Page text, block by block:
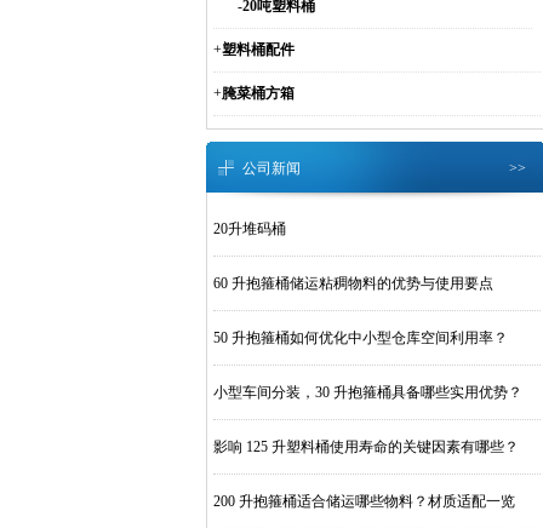
-20吨塑料桶
+塑料桶配件
+腌菜桶方箱
公司新闻 >>
20升堆码桶
60 升抱箍桶储运粘稠物料的优势与使用要点
50 升抱箍桶如何优化中小型仓库空间利用率？
小型车间分装，30 升抱箍桶具备哪些实用优势？
影响 125 升塑料桶使用寿命的关键因素有哪些？
200 升抱箍桶适合储运哪些物料？材质适配一览